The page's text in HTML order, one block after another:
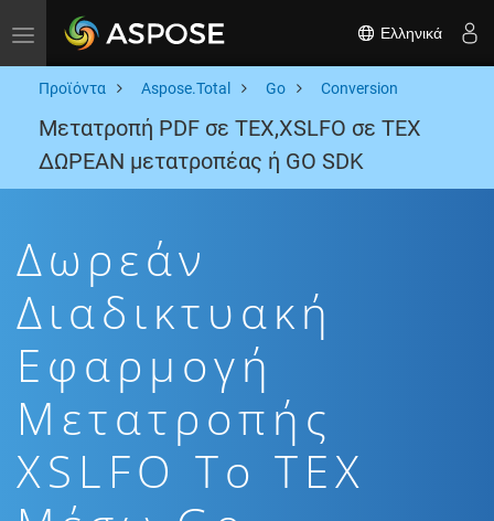
Toggle navigation Ελληνικά
Προϊόντα Aspose.Total Go Conversion
Μετατροπή PDF σε TEX,XSLFO σε TEX
ΔΩΡΕΑΝ μετατροπέας ή GO SDK
Δωρεάν
Διαδικτυακή
Εφαρμογή
Μετατροπής
XSLFO To TEX